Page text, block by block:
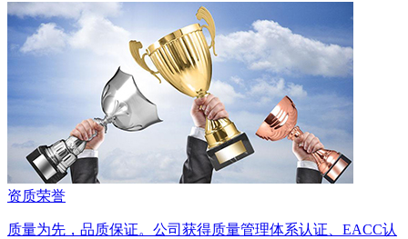
资质荣誉
质量为先，品质保证。公司获得质量管理体系认证、EACC认